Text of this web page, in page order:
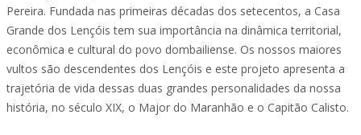
Pereira. Fundada nas primeiras décadas dos setecentos, a Casa
Grande dos Lençóis tem sua importância na dinâmica territorial,
econômica e cultural do povo dombailiense. Os nossos maiores
vultos são descendentes dos Lençóis e este projeto apresenta a
trajetória de vida dessas duas grandes personalidades da nossa
história, no século XIX, o Major do Maranhão e o Capitão Calisto.